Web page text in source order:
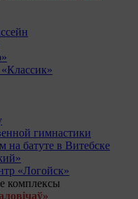
гимнастики
батуте в Витебске
«Логойск»
комплексы